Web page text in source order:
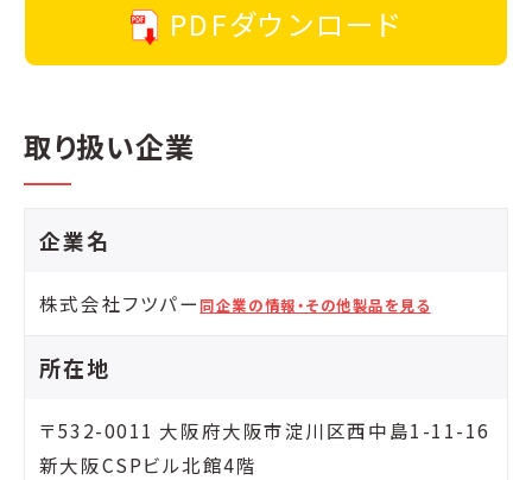
PDFダウンロード
取り扱い企業
企業名
株式会社フツパー 同企業の情報・その他製品を見る
所在地
〒532-0011 大阪府大阪市淀川区西中島1-11-16
新大阪CSPビル北館4階